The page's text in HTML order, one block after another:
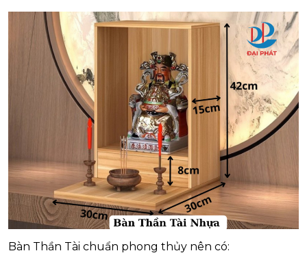
Bàn Thần Tài chuẩn phong thủy nên có: